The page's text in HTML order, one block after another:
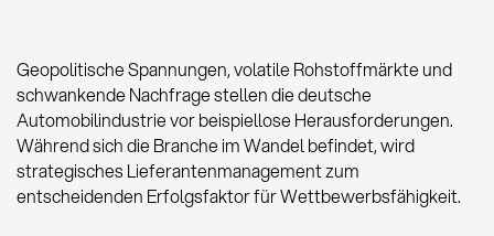
Geopolitische Spannungen, volatile Rohstoffmärkte und
schwankende Nachfrage stellen die deutsche
Automobilindustrie vor beispiellose Herausforderungen.
Während sich die Branche im Wandel befindet, wird
strategisches Lieferantenmanagement zum
entscheidenden Erfolgsfaktor für Wettbewerbsfähigkeit.